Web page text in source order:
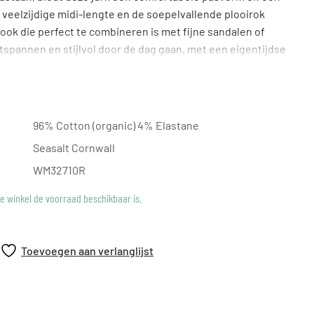
midi-lengte en de soepelvallende plooirok
die perfect te combineren is met fijne sandalen of
en stijlvol door de dag gaan, met een eigentijdse
96% Cotton (organic) 4% Elastane
Seasalt Cornwall
WM32710R
winkel de voorraad beschikbaar is.
Toevoegen aan verlanglijst